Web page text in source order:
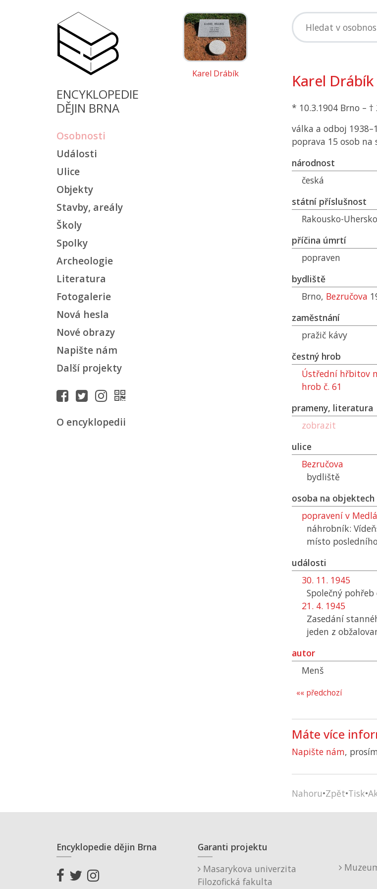
ENCYKLOPEDIE
DĚJIN BRNA
Osobnosti
Události
Ulice
Objekty
Stavby, areály
Školy
Spolky
Archeologie
Literatura
Fotogalerie
Nová hesla
Nové obrazy
Napište nám
Další projekty
O encyklopedii
Karel Drábík Karel Drábík
* 10.3.1904 Brno –
válka a odboj
poprava 15 osob
národnost
česká
státní příslušnost
Rakousko-
příčina úmrtí
popraven
bydliště
Brno, Bezručova
zaměstnání
pražič kávy
čestný hrob
Ústřední hřbitov
hrob č. 61
prameny, literatura
zobrazit
ulice
Bezručova
bydliště
osoba na objektech
popravení v
náhrobník:
místo
události
30. 11. 1945
Společný
21. 4. 1945
Zasedání
jeden z
autor
Menš
«« předchozí
Máte více
Napište nám,
Nahoru•Zpět•Tisk•
Encyklopedie dějin Brna
Garanti projektu
Masarykova univerzita
Filozofická fakulta